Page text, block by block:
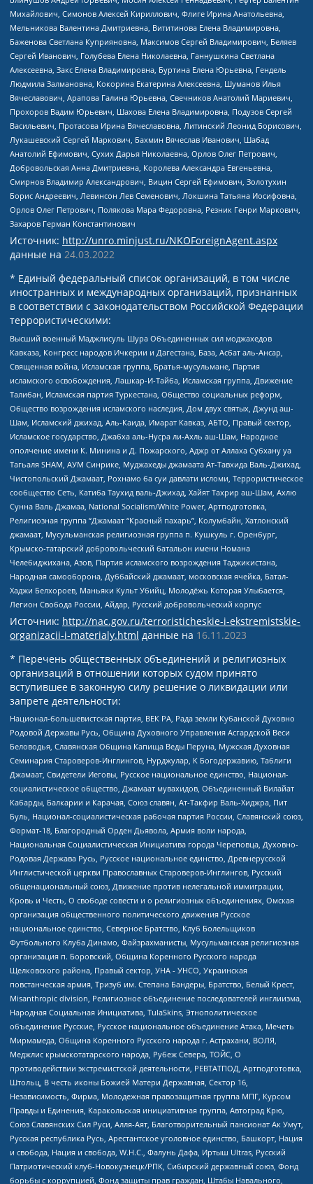
Михайлович, Симонов Алексей Кириллович, Флиге Ирина Анатольевна,
Мельникова Валентина Дмитриевна, Вититинова Елена Владимировна,
Баженова Светлана Куприяновна, Максимов Сергей Владимирович, Беляев
Сергей Иванович, Голубева Елена Николаевна, Ганнушкина Светлана
Алексеевна, Закс Елена Владимировна, Буртина Елена Юрьевна, Гендель
Людмила Залмановна, Кокорина Екатерина Алексеевна, Шуманов Илья
Вячеславович, Арапова Галина Юрьевна, Свечников Анатолий Мариевич,
Прохоров Вадим Юрьевич, Шахова Елена Владимировна, Подузов Сергей
Васильевич, Протасова Ирина Вячеславовна, Литинский Леонид Борисович,
Лукашевский Сергей Маркович, Бахмин Вячеслав Иванович, Шабад
Анатолий Ефимович, Сухих Дарья Николаевна, Орлов Олег Петрович,
Добровольская Анна Дмитриевна, Королева Александра Евгеньевна,
Смирнов Владимир Александрович, Вицин Сергей Ефимович, Золотухин
Борис Андреевич, Левинсон Лев Семенович, Локшина Татьяна Иосифовна,
Орлов Олег Петрович, Полякова Мара Федоровна, Резник Генри Маркович,
Захаров Герман Константинович
Источник: http://unro.minjust.ru/NKOForeignAgent.aspx
данные на 24.03.2022
* Единый федеральный список организаций, в том числе
иностранных и международных организаций, признанных
в соответствии с законодательством Российской Федерации
террористическими:
Высший военный Маджлисуль Шура Объединенных сил моджахедов
Кавказа, Конгресс народов Ичкерии и Дагестана, База, Асбат аль-Ансар,
Священная война, Исламская группа, Братья-мусульмане, Партия
исламского освобождения, Лашкар-И-Тайба, Исламская группа, Движение
Талибан, Исламская партия Туркестана, Общество социальных реформ,
Общество возрождения исламского наследия, Дом двух святых, Джунд аш-
Шам, Исламский джихад, Аль-Каида, Имарат Кавказ, АБТО, Правый сектор,
Исламское государство, Джабха аль-Нусра ли-Ахль аш-Шам, Народное
ополчение имени К. Минина и Д. Пожарского, Аджр от Аллаха Субхану уа
Тагьаля SHAM, АУМ Синрике, Муджахеды джамаата Ат-Тавхида Валь-Джихад,
Чистопольский Джамаат, Рохнамо ба суи давлати исломи, Террористическое
сообщество Сеть, Катиба Таухид валь-Джихад, Хайят Тахрир аш-Шам, Ахлю
Сунна Валь Джамаа, National Socialism/White Power, Артподготовка,
Религиозная группа “Джамаат “Красный пахарь”, Колумбайн, Хатлонский
джамаат, Мусульманская религиозная группа п. Кушкуль г. Оренбург,
Крымско-татарский добровольческий батальон имени Номана
Челебиджихана, Азов, Партия исламского возрождения Таджикистана,
Народная самооборона, Дуббайский джамаат, московская ячейка, Батал-
Хаджи Белхороев, Маньяки Культ Убийц, Молодёжь Которая Улыбается,
Легион Свобода России, Айдар, Русский добровольческий корпус
Источник: http://nac.gov.ru/terroristicheskie-i-ekstremistskie-
organizacii-i-materialy.html данные на 16.11.2023
* Перечень общественных объединений и религиозных
организаций в отношении которых судом принято
вступившее в законную силу решение о ликвидации или
запрете деятельности:
Национал-большевистская партия, ВЕК РА, Рада земли Кубанской Духовно
Родовой Державы Русь, Община Духовного Управления Асгардской Веси
Беловодья, Славянская Община Капища Веды Перуна, Мужская Духовная
Семинария Староверов-Инглингов, Нурджулар, К Богодержавию, Таблиги
Джамаат, Свидетели Иеговы, Русское национальное единство, Национал-
социалистическое общество, Джамаат мувахидов, Объединенный Вилайат
Кабарды, Балкарии и Карачая, Союз славян, Ат-Такфир Валь-Хиджра, Пит
Буль, Национал-социалистическая рабочая партия России, Славянский союз,
Формат-18, Благородный Орден Дьявола, Армия воли народа,
Национальная Социалистическая Инициатива города Череповца, Духовно-
Родовая Держава Русь, Русское национальное единство, Древнерусской
Инглистической церкви Православных Староверов-Инглингов, Русский
общенациональный союз, Движение против нелегальной иммиграции,
Кровь и Честь, О свободе совести и о религиозных объединениях, Омская
организация общественного политического движения Русское
национальное единство, Северное Братство, Клуб Болельщиков
Футбольного Клуба Динамо, Файзрахманисты, Мусульманская религиозная
организация п. Боровский, Община Коренного Русского народа
Щелковского района, Правый сектор, УНА - УНСО, Украинская
повстанческая армия, Тризуб им. Степана Бандеры, Братство, Белый Крест,
Misanthropic division, Религиозное объединение последователей инглиизма,
Народная Социальная Инициатива, TulaSkins, Этнополитическое
объединение Русские, Русское национальное объединение Атака, Мечеть
Мирмамеда, Община Коренного Русского народа г. Астрахани, ВОЛЯ,
Меджлис крымскотатарского народа, Рубеж Севера, ТОЙС, О
противодействии экстремистской деятельности, РЕВТАТПОД, Артподготовка,
Штольц, В честь иконы Божией Матери Державная, Сектор 16,
Независимость, Фирма, Молодежная правозащитная группа МПГ, Курсом
Правды и Единения, Каракольская инициативная группа, Автоград Крю,
Союз Славянских Сил Руси, Алля-Аят, Благотворительный пансионат Ак Умут,
Русская республика Русь, Арестантское уголовное единство, Башкорт, Нация
и свобода, Нация и свобода, W.H.С., Фалунь Дафа, Иртыш Ultras, Русский
Патриотический клуб-Новокузнецк/РПК, Сибирский державный союз, Фонд
борьбы с коррупцией, Фонд защиты прав граждан, Штабы Навального,